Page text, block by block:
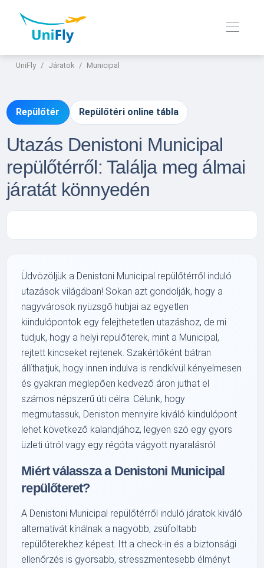
UniFly Járatok Municipal
Repülőtér Repülőtéri online tábla
Utazás Denistoni Municipal
repülőtérről: Találja meg álmai
járatát könnyedén
Üdvözöljük a Denistoni Municipal repülőtérről induló
utazások világában! Sokan azt gondolják, hogy a
nagyvárosok nyüzsgő hubjai az egyetlen
kiindulópontok egy felejthetetlen utazáshoz, de mi
tudjuk, hogy a helyi repülőterek, mint a Municipal,
rejtett kincseket rejtenek. Szakértőként bátran
állíthatjuk, hogy innen indulva is rendkívül kényelmesen
és gyakran meglepően kedvező áron juthat el
számos népszerű úti célra. Célunk, hogy
megmutassuk, Deniston mennyire kiváló kiindulópont
lehet következő kalandjához, legyen szó egy gyors
üzleti útról vagy egy régóta vágyott nyaralásról.
Miért válassza a Denistoni Municipal
repülőteret?
A Denistoni Municipal repülőtérről induló járatok kiváló
alternatívát kínálnak a nagyobb, zsúfoltabb
repülőterekhez képest. Itt a check-in és a biztonsági
ellenőrzés is gyorsabb, stresszmentesebb élményt